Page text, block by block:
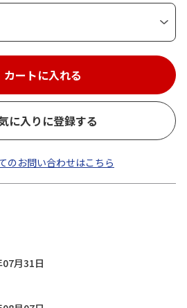
カートに入れる
に入りに登録する
のお問い合わせはこちら
月31日